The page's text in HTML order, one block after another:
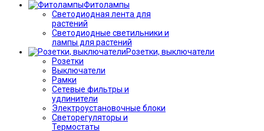
Фитолампы
Светодиодная лента для
растений
Светодиодные светильники и
лампы для растений
Розетки, выключатели
Розетки
Выключатели
Рамки
Сетевые фильтры и
удлинители
Электроустановочные блоки
Светорегуляторы и
Термостаты